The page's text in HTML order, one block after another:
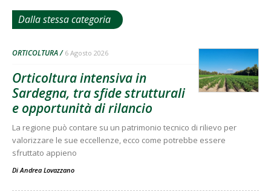
Dalla stessa categoria
ORTICOLTURA 6 Agosto 2026
Orticoltura intensiva in
Sardegna, tra sfide strutturali
e opportunità di rilancio
La regione può contare su un patrimonio tecnico di rilievo per
valorizzare le sue eccellenze, ecco come potrebbe essere
sfruttato appieno
DiAndrea Lovazzano